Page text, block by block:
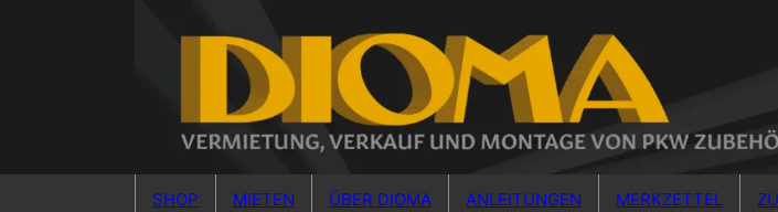
SHOP MIETEN ÜBER DIOMA ANLEITUNGEN MERKZETTEL